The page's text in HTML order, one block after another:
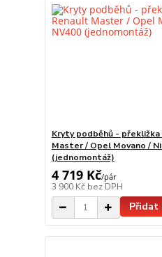
Kryty podběhů - překližka
Master / Opel Movano /
(jednomontáž)
4 719 Kč/pár
3 900 Kč bez DPH
Přidat